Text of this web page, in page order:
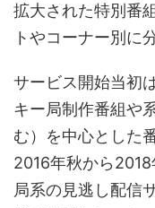
拡大された特別番
トやコーナー別に
サービス開始当初
キー局制作番組や
む）を中心とした
2016年秋から
局系の見逃し配信